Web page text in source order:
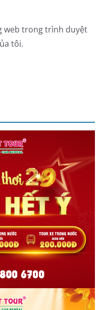
web trong trình duyệt
tôi.